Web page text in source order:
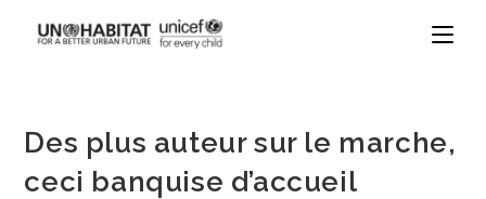
Des plus auteur sur le marche,
ceci banquise d’accueil